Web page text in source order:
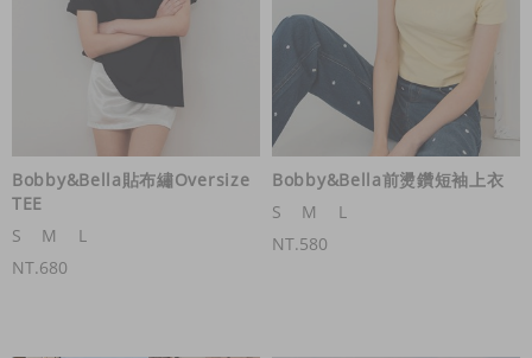
Bobby&Bella貼布繡Oversize
TEE
S
M
L
NT.680
Bobby&Bella前燙鑽短袖上衣
S
M
L
NT.580